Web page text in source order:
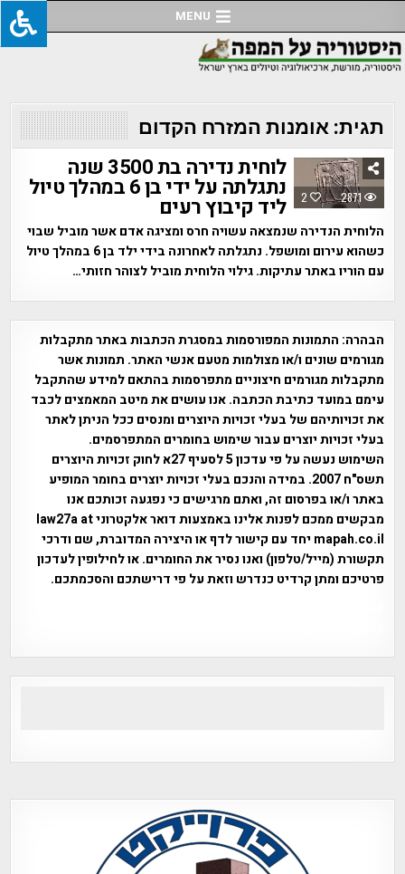
to
content
MENU
תגית:אומנות המזרח הקדום
2 2871
לוחית נדירה בת 3500 שנה
נתגלתה על ידי בן 6 במהלך טיול
ליד קיבוץ רעים
הלוחית הנדירה שנמצאה עשויה חרס ומציגה אדם אשר מוביל שבוי
כשהוא עירום ומושפל. נתגלתה לאחרונה בידי ילד בן 6 במהלך טיול
עם הוריו באתר עתיקות. גילוי הלוחית מוביל לצוהר חזותי…
הבהרה: התמונות המפורסמות במסגרת הכתבות באתר מתקבלות
מגורמים שונים ו/או מצולמות מטעם אנשי האתר. תמונות אשר
מתקבלות מגורמים חיצוניים מתפרסמות בהתאם למידע שהתקבל
עימם במועד כתיבת הכתבה. אנו עושים את מיטב המאמצים לכבד
את זכויותיהם של בעלי זכויות היוצרים ומנסים ככל הניתן לאתר
בעלי זכויות יוצרים עבור שימוש בחומרים המתפרסמים.
השימוש נעשה על פי עדכון 5 לסעיף 27א לחוק זכויות היוצרים
תשס"ח 2007. במידה והנכם בעלי זכויות יוצרים בחומר המופיע
באתר ו/או בפרסום זה, ואתם מרגישים כי נפגעה זכותכם אנו
מבקשים ממכם לפנות אלינו באמצעות דואר אלקטרוני law27a at
mapah.co.il יחד עם קישור לדף או היצירה המדוברת, שם ודרכי
תקשורת (מייל/טלפון) ואנו נסיר את החומרים. או לחילופין לעדכון
פרטיכם ומתן קרדיט כנדרש וזאת על פי דרישתכם והסכמתכם.